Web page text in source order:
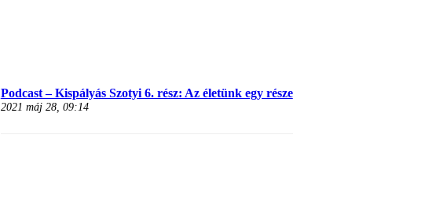
Podcast – Kispályás Szotyi 6. rész: Az életünk egy része
2021 máj 28, 09:14